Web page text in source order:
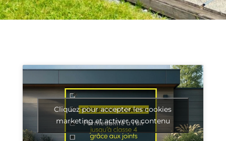
Cliquez pour accepter les cookies
marketing et activer ce contenu